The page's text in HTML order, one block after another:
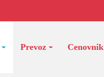
Prevoz Cenovnik